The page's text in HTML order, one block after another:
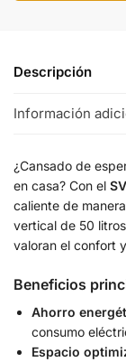
Descripción
Información
¿Cansado de
en casa? Con el
caliente de
vertical de 50
valoran el confort
Beneficios
Ahorro
consumo
Espacio